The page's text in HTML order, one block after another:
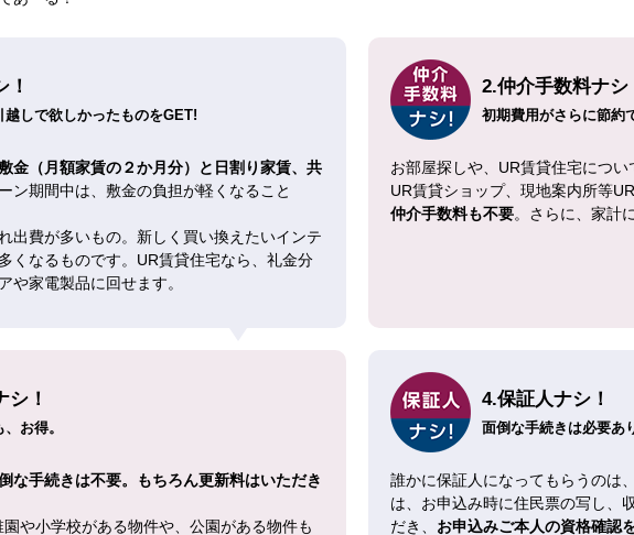
！
越しで欲しかったものをGET!
金（月額家賃の２か月分）と日割り家賃、共
ン期間中は、敷金の負担が軽くなること
出費が多いもの。新しく買い換えたいインテ
くなるものです。UR賃貸住宅なら、礼金分
や家電製品に回せます。
2.仲介手数料ナシ
初期費用がさらに節約
お部屋探しや、UR賃貸住宅につい
UR賃貸ショップ、現地案内所等
仲介手数料も不要。さらに、家計
シ！
お得。
な手続きは不要。もちろん更新料はいただき
や小学校がある物件や、公園がある物件も
4.保証人ナシ！
面倒な手続きは必要あ
誰かに保証人になってもらうのは
は、お申込み時に住民票の写し、
だき、 お申込みご本人の資格確認